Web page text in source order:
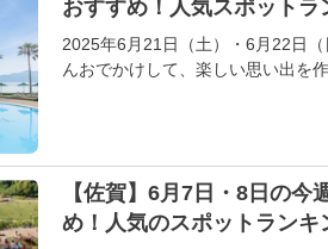
おすすめ！人気スポットラ
2025年6月21日（土）・6月22日
んおでかけして、楽しい思い出を
【佐賀】6月7日・8日の今
め！人気のスポットランキ